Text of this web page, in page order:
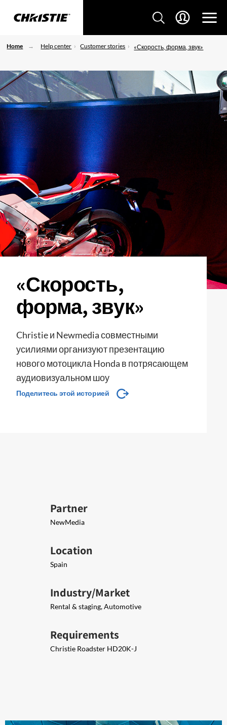
Home Help center Customer stories «Скорость, форма, звук»
«Скорость,
форма, звук»
Christie и Newmedia совместными
усилиями организуют презентацию
нового мотоцикла Honda в потрясающем
аудиовизуальном шоу
Поделитесь этой историей
Partner
NewMedia
Location
Spain
Industry/Market
Rental & staging, Automotive
Requirements
Christie Roadster HD20K-J